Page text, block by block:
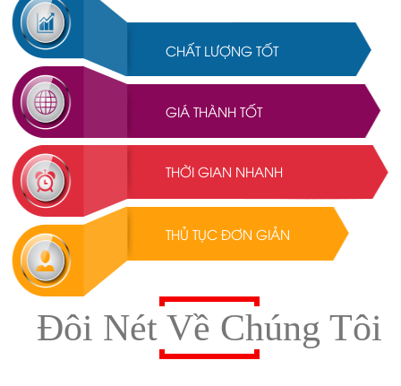
CHẤT LƯỢNG TỐT
GIÁ THÀNH TỐT
THỜI GIAN NHANH
THỦ TỤC ĐƠN GIẢN
Đôi Nét Về Chúng Tôi